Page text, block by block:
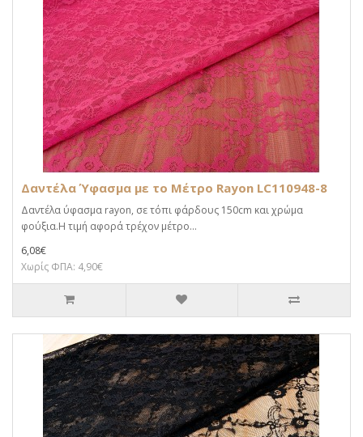
Δαντέλα Ύφασμα με το Μέτρο Rayon LC110948-8
Δαντέλα ύφασμα rayon, σε τόπι φάρδους 150cm και χρώμα
φούξια.Η τιμή αφορά τρέχον μέτρο...
6,08€
Χωρίς ΦΠΑ: 4,90€